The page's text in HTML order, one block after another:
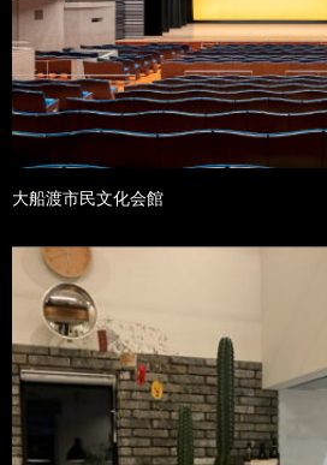
大船渡市民文化会館